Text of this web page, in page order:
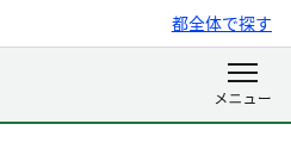
都全体で探す